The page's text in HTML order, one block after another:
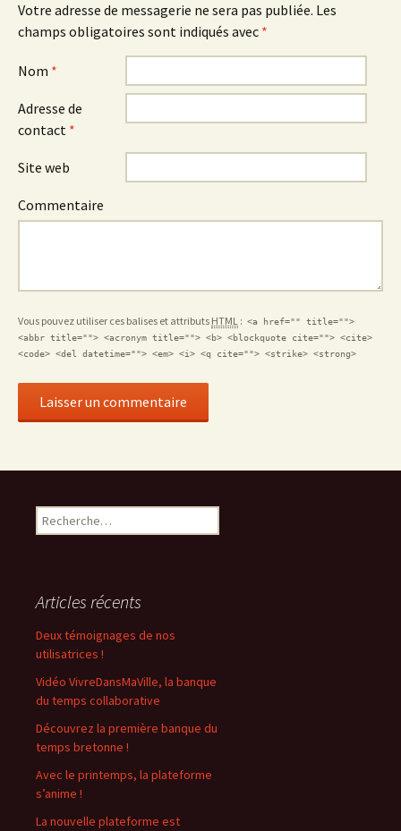
Votre adresse de messagerie ne sera pas publiée. Les
champs obligatoires sont indiqués avec *
Nom *
Adresse de
contact *
Site web
Commentaire
Vous pouvez utiliser ces balises et attributs HTML : <a href="" title="">
<abbr title=""> <acronym title=""> <b> <blockquote cite=""> <cite>
<code> <del datetime=""> <em> <i> <q cite=""> <strike> <strong>
R
e
r
c
r
:
Articles récents
Deux témoignages de nos
utilisatrices !
Vidéo VivreDansMaVille, la banque
du temps collaborative
Découvrez la première banque du
temps bretonne !
Avec le printemps, la plateforme
s’anime !
La nouvelle plateforme est